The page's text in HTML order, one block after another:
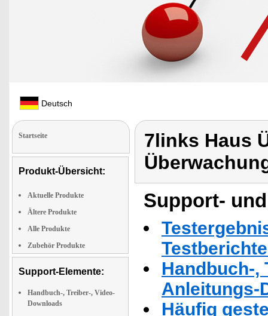
Deutsch
Startseite
Produkt-Übersicht:
Aktuelle Produkte
Ältere Produkte
Alle Produkte
Zubehör Produkte
Support-Elemente:
Handbuch-, Treiber-, Video-
Downloads
7links Haus
Support-
Handbuch-,
Anleitungs-
Häufig